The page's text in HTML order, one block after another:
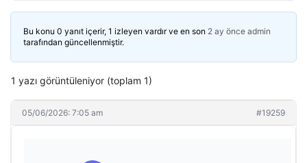
Bu konu 0 yanıt içerir, 1 izleyen vardır ve en son 2 ay önce admin
tarafından güncellenmiştir.
1 yazı görüntüleniyor (toplam 1)
05/06/2026: 7:05 am #19259